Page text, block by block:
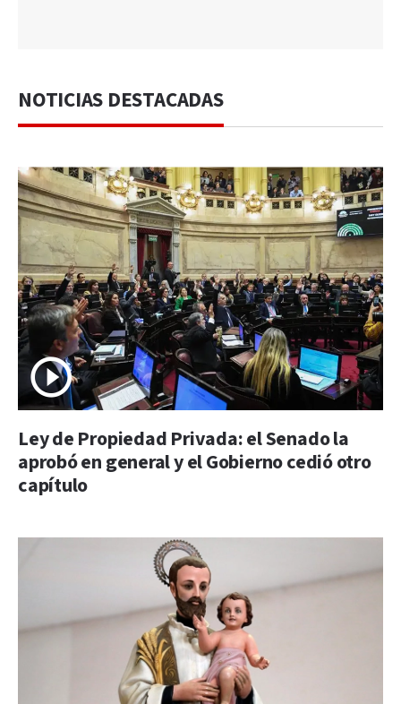
NOTICIAS DESTACADAS
Ley de Propiedad Privada: el Senado la
aprobó en general y el Gobierno cedió otro
capítulo